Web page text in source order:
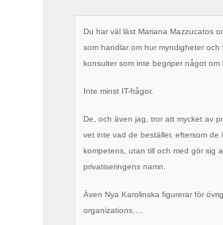
Du har väl läst Mariana Mazzucatos
som handlar om hur myndigheter
konsulter som inte begriper något
Inte minst IT-frågor.
De, och även jag, tror att mycket av
vet inte vad de beställer, eftersom
kompetens, utan till och med gör sig
privatiseringens namn.
Även Nya Karolinska figurerar för
organizations….